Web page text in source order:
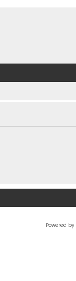
Powered by